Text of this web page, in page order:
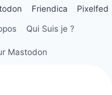
Friendica Pixelfed
Qui Suis je ?
Mastodon